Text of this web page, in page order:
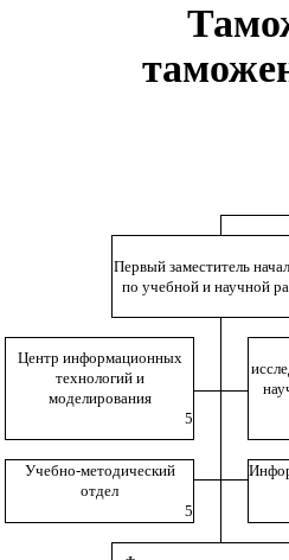
Первый заместитель
по учебной и научной
Центр информационных
технологий и
моделирования
5
Учебно-методический
отдел
5